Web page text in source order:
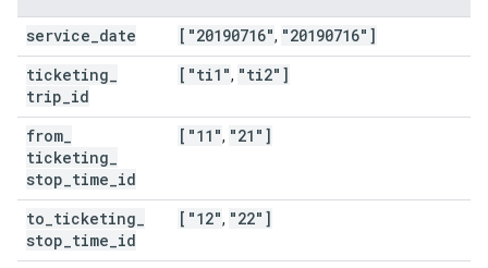
service date ["20190716", "20190716"]
ticketing
trip id
["ti1", "ti2"]
from
ticketing
stop time id
["11", "21"]
to ticketing
stop time id
["12", "22"]